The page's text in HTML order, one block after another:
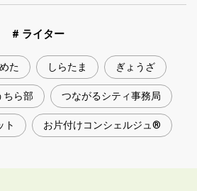
# ライター
た しらたま ぎょうざ
ちら部 つながるシティ事務局
ト お片付けコンシェルジュ®